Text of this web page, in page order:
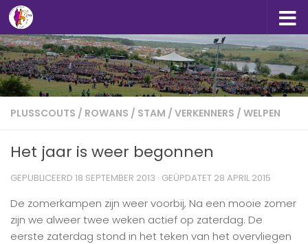
Doorgaan naar inhoud
PLUSSCOUTS / ROWANS / STAM / VERKENNERS / WELPEN
Het jaar is weer begonnen
GEPUBLICEERD 18 SEPTEMBER 2013 · GEÜPDATET 28 APRIL 2015
De zomerkampen zijn weer voorbij, Na een mooie zomer
zijn we alweer twee weken actief op zaterdag. De
eerste zaterdag stond in het teken van het overvliegen